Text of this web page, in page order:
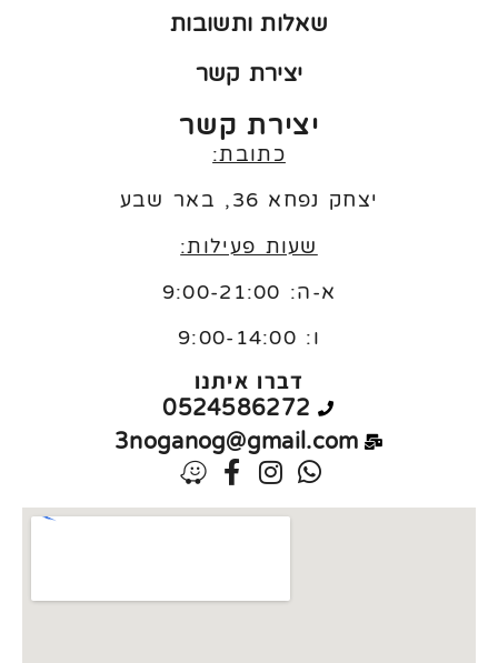
שאלות ותשובות
יצירת קשר
יצירת קשר
כתובת:
יצחק נפחא 36, באר שבע
שעות פעילות:
א-ה: 9:00-21:00
ו: 9:00-14:00
דברו איתנו
0524586272
3noganog@gmail.com